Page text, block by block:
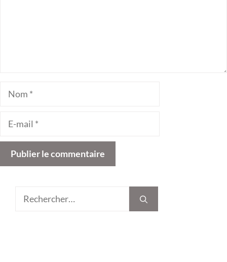
Nom
Rechercher :